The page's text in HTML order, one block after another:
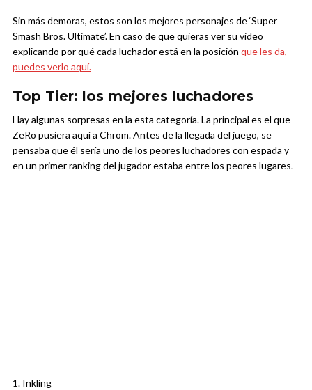
Sin más demoras, estos son los mejores personajes de ‘Super
Smash Bros. Ultimate’. En caso de que quieras ver su video
explicando por qué cada luchador está en la posición que les da,
puedes verlo aquí.
Top Tier: los mejores luchadores
Hay algunas sorpresas en la esta categoría. La principal es el que
ZeRo pusiera aquí a Chrom. Antes de la llegada del juego, se
pensaba que él sería uno de los peores luchadores con espada y
en un primer ranking del jugador estaba entre los peores lugares.
1. Inkling